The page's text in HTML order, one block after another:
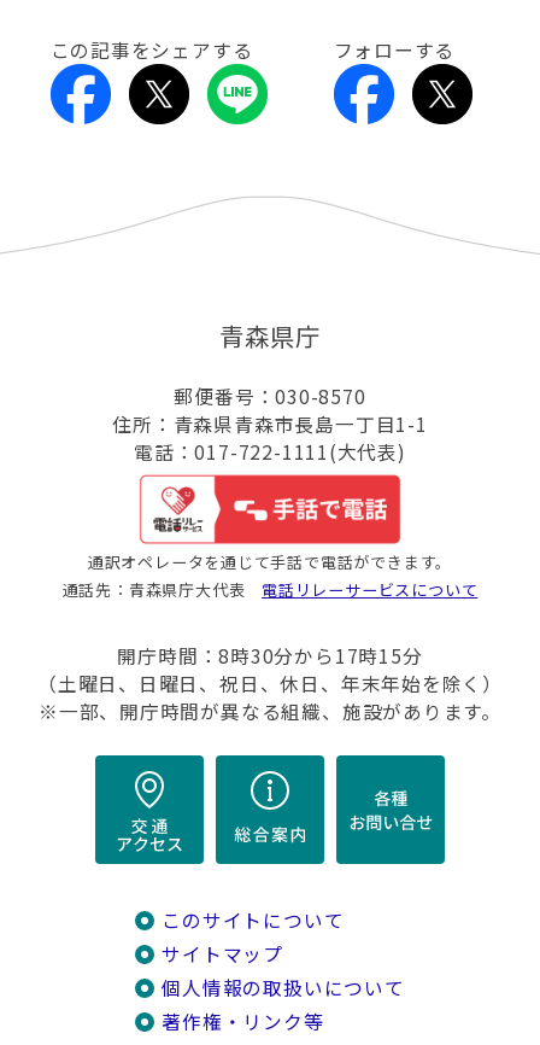
この記事をシェアする フォローする
青森県庁
郵便番号：030-8570
住所：青森県青森市長島一丁目1-1
電話：017-722-1111(大代表)
通訳オペレータを通じて手話で電話ができます。
通話先：青森県庁大代表 電話リレーサービスについて
開庁時間：8時30分から17時15分
（土曜日、日曜日、祝日、休日、年末年始を除く）
※一部、開庁時間が異なる組織、施設があります。
このサイトについて
サイトマップ
個人情報の取扱いについて
著作権・リンク等